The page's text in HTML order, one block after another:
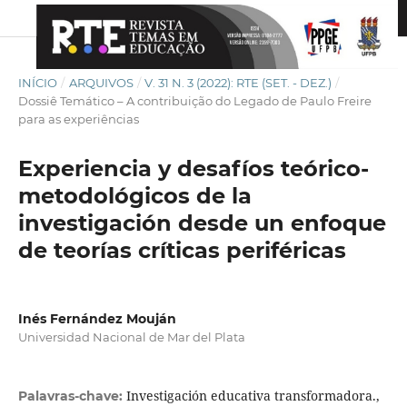
INÍCIO / ARQUIVOS / V. 31 N. 3 (2022): RTE (SET. - DEZ.) /
Dossiê Temático – A contribuição do Legado de Paulo Freire
para as experiências
Experiencia y desafíos teórico-
metodológicos de la
investigación desde un enfoque
de teorías críticas periféricas
Inés Fernández Mouján
Universidad Nacional de Mar del Plata
Palavras-chave: Investigación educativa transformadora.,